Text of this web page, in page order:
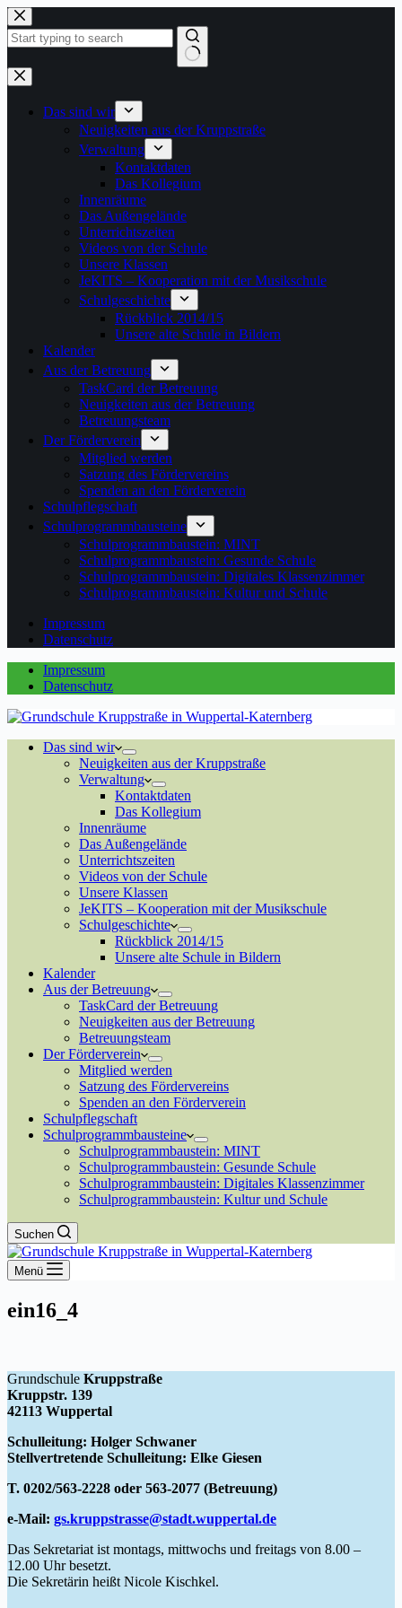
Zum
Inhalt
springen
Keine
Ergebnisse
Das sind wir
Neuigkeiten aus der Kruppstraße
Verwaltung
Kontaktdaten
Das Kollegium
Innenräume
Das Außengelände
Unterrichtszeiten
Videos von der Schule
Unsere Klassen
JeKITS – Kooperation mit der Musikschule
Schulgeschichte
Rückblick 2014/15
Unsere alte Schule in Bildern
Kalender
Aus der Betreuung
TaskCard der Betreuung
Neuigkeiten aus der Betreuung
Betreuungsteam
Der Förderverein
Mitglied werden
Satzung des Fördervereins
Spenden an den Förderverein
Schulpflegschaft
Schulprogrammbausteine
Schulprogrammbaustein: MINT
Schulprogrammbaustein: Gesunde Schule
Schulprogrammbaustein: Digitales Klassenzimmer
Schulprogrammbaustein: Kultur und Schule
Impressum
Datenschutz
Impressum
Datenschutz
Das sind wir
Neuigkeiten aus der Kruppstraße
Verwaltung
Kontaktdaten
Das Kollegium
Innenräume
Das Außengelände
Unterrichtszeiten
Videos von der Schule
Unsere Klassen
JeKITS – Kooperation mit der Musikschule
Schulgeschichte
Rückblick 2014/15
Unsere alte Schule in Bildern
Kalender
Aus der Betreuung
TaskCard der Betreuung
Neuigkeiten aus der Betreuung
Betreuungsteam
Der Förderverein
Mitglied werden
Satzung des Fördervereins
Spenden an den Förderverein
Schulpflegschaft
Schulprogrammbausteine
Schulprogrammbaustein: MINT
Schulprogrammbaustein: Gesunde Schule
Schulprogrammbaustein: Digitales Klassenzimmer
Schulprogrammbaustein: Kultur und Schule
Suchen
Menü
ein16_4
Grundschule Kruppstraße
Kruppstr. 139
42113 Wuppertal
Schulleitung: Holger Schwaner
Stellvertretende Schulleitung: Elke Giesen
T. 0202/563-2228 oder 563-2077 (Betreuung)
e-Mail: gs.kruppstrasse@stadt.wuppertal.de
Das Sekretariat ist montags, mittwochs und freitags von 8.00 –
12.00 Uhr besetzt.
Die Sekretärin heißt Nicole Kischkel.